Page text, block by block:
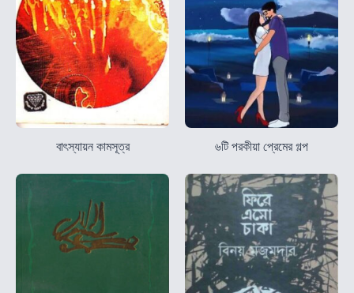
বাৎস্যায়ন কামসূত্র ৬টি পরকীয়া প্রেমের গল্প